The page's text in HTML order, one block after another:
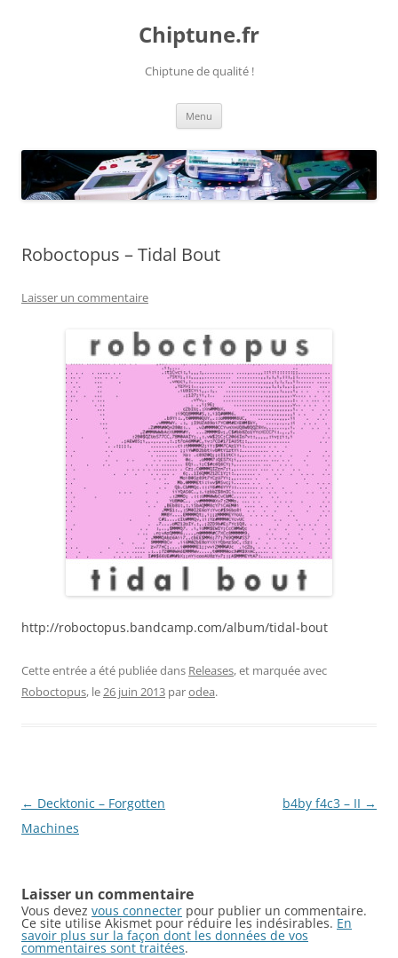
Chiptune.fr
Chiptune de qualité !
Menu
Roboctopus – Tidal Bout
Laisser un commentaire
http://roboctopus.bandcamp.com/album/tidal-bout
Cette entrée a été publiée dans Releases, et marquée avec
Roboctopus, le26 juin 2013 parodea.
Navigation
des
← Decktonic – Forgotten
Machines
b4by f4c3 – II →
Laisser un commentaire
Vous devez vous connecter pour publier un commentaire.
Ce site utilise Akismet pour réduire les indésirables. En
savoir plus sur la façon dont les données de vos
commentaires sont traitées.